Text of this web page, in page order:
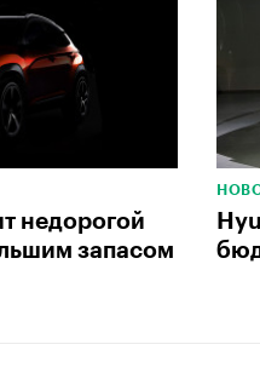
недорогой
запасом